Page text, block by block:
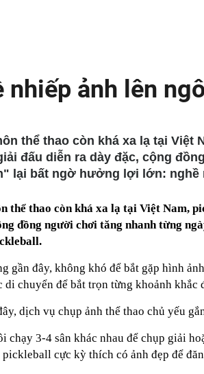
nhiếp ảnh lên
thể thao còn khá xa lạ tại Việt
đấu diễn ra dày đặc, cộng
lại bất ngờ hưởng lợi lớn: nghề
thể thao còn khá xa lạ tại Việt Nam,
đồng người chơi tăng nhanh từng
gần đây, không khó để bắt gặp hình
di chuyển để bắt trọn từng khoảnh khắc
dịch vụ chụp ảnh thể thao chủ yếu
chạy 3-4 sân khác nhau để chụp giải
cực kỳ thích có ảnh đẹp để